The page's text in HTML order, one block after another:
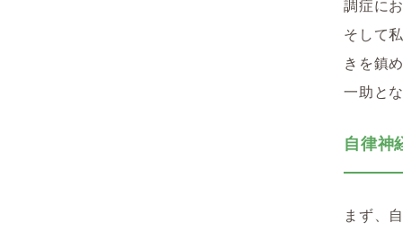
調症に
そして
きを鎮
一助と
自律神
まず、